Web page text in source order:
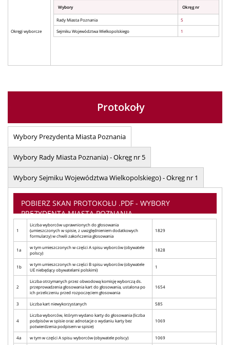
Okręgi wyborcze
Wybory Okręg nr
Rady Miasta Poznania
5
Sejmiku Województwa Wielkopolskiego
1
Protokoły
Wybory Prezydenta Miasta Poznania
Wybory Rady Miasta Poznania) - Okręg nr 5
Wybory Sejmiku Województwa Wielkopolskiego) - Okręg nr 1
POBIERZ SKAN PROTOKOŁU .PDF - WYBORY
PREZYDENTA MIASTA POZNANIA
1
Liczba wyborców uprawnionych do głosowania
(umieszczonych w spisie, z uwzględnieniem dodatkowych
formularzy) w chwili zakończenia głosowania
1829
1a
w tym umieszczonych w części A spisu wyborców (obywatele
polscy)
1828
1b
w tym umieszczonych w części B spisu wyborców (obywatele
UE niebędący obywatelami polskimi)
1
2
Liczba otrzymanych przez obwodową komisję wyborczą ds.
przeprowadzenia głosowania kart do głosowania, ustalona po
ich przeliczeniu przed rozpoczęciem głosowania
1654
3 Liczba kart niewykorzystanych 585
4
Liczba wyborców, którym wydano karty do głosowania (liczba
podpisów w spisie oraz adnotacje o wydaniu karty bez
potwierdzenia podpisem w spisie)
1069
4a w tym w części A spisu wyborców (obywatele polscy) 1069